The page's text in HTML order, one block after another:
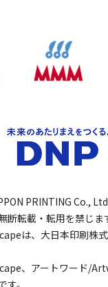
PRINTING Co.,
断転載・転用を禁じま
は、大日本印刷株
、アートワード/
。